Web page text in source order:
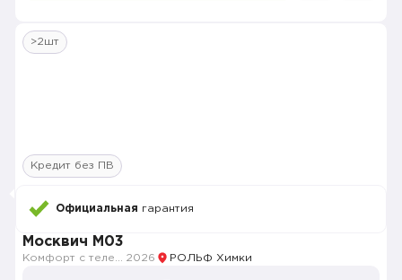
>2шт
Кредит без ПВ
Официальная гарантия
Москвич M03
2026 РОЛЬФ Химки